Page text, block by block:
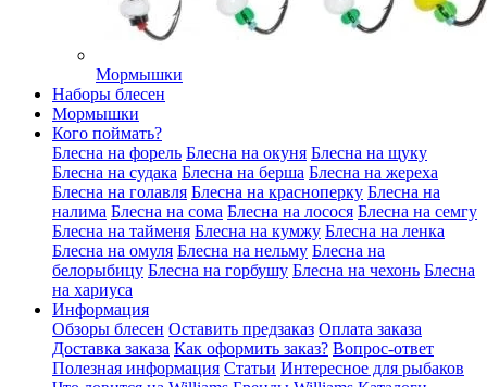
Мормышки
Наборы блесен
Мормышки
Кого поймать?
Блесна на форель Блесна на окуня Блесна на щуку
Блесна на судака Блесна на берша Блесна на жереха
Блесна на голавля Блесна на красноперку Блесна на
налима Блесна на сома Блесна на лосося Блесна на семгу
Блесна на тайменя Блесна на кумжу Блесна на ленка
Блесна на омуля Блесна на нельму Блесна на
белорыбицу Блесна на горбушу Блесна на чехонь Блесна
на хариуса
Информация
Обзоры блесен Оставить предзаказ Оплата заказа
Доставка заказа Как оформить заказ? Вопрос-ответ
Полезная информация Статьи Интересное для рыбаков